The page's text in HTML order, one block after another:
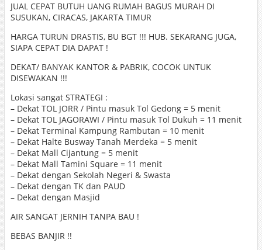
JUAL CEPAT BUTUH UANG RUMAH BAGUS MURAH DI
SUSUKAN, CIRACAS, JAKARTA TIMUR
HARGA TURUN DRASTIS, BU BGT !!! HUB. SEKARANG JUGA,
SIAPA CEPAT DIA DAPAT !
DEKAT/ BANYAK KANTOR & PABRIK, COCOK UNTUK
DISEWAKAN !!!
Lokasi sangat STRATEGI :
– Dekat TOL JORR / Pintu masuk Tol Gedong = 5 menit
– Dekat TOL JAGORAWI / Pintu masuk Tol Dukuh = 11 menit
– Dekat Terminal Kampung Rambutan = 10 menit
– Dekat Halte Busway Tanah Merdeka = 5 menit
– Dekat Mall Cijantung = 5 menit
– Dekat Mall Tamini Square = 11 menit
– Dekat dengan Sekolah Negeri & Swasta
– Dekat dengan TK dan PAUD
– Dekat dengan Masjid
AIR SANGAT JERNIH TANPA BAU !
BEBAS BANJIR !!